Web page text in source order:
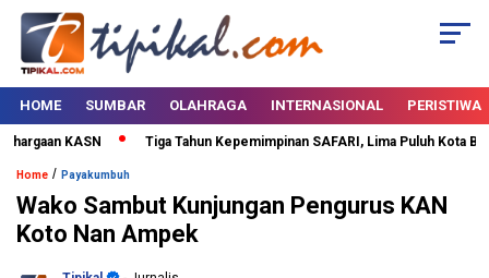
HOME SUMBAR OLAHRAGA INTERNASIONAL PERISTIWA
KASN Tiga Tahun Kepemimpinan SAFARI, Lima Puluh Kota
Home / Payakumbuh
Wako Sambut Kunjungan Pengurus KAN
Koto Nan Ampek